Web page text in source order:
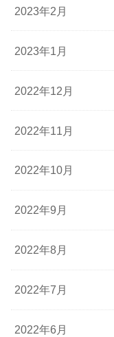
2023年2月
2023年1月
2022年12月
2022年11月
2022年10月
2022年9月
2022年8月
2022年7月
2022年6月